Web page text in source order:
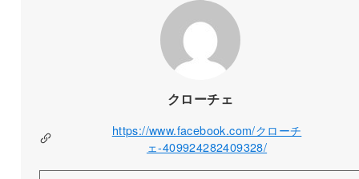
クローチェ
https://www.facebook.com/クローチ
ェ-409924282409328/